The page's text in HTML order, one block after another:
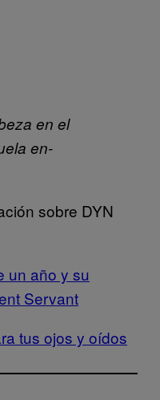
en el
en-
sobre DYN
un año y su
Servant
tus ojos y oídos